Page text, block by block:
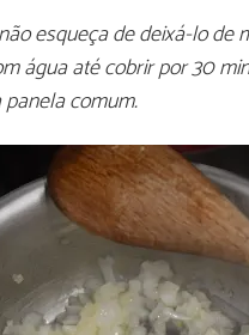
esqueça de deixá-lo de
água até cobrir por 30
comum.